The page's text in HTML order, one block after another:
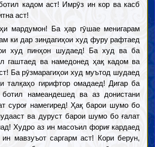
кадом аст! Имрӯз ин кор ва касб
аст!
мардумон! Ба ҳар гӯшае менигарам
ки дар зиндагиҳои худ фуру рафтаед
худ пинҳон шудаед! Ба худ ва ба
гаштаед ва намедонед ҳақ кадом ва
Ба рӯзмарагиҳои худ муътод шудаед
талқаҳо гирифтор омадаед! Дигар ба
ботил намеандешед ва аз донистани
суроғ намегиред! Ҳақ барои шумо бо
ва дуруст барои шумо бо ғалат
Худро аз ин масоъил фориғ кардаед
мавзуъот саргарм аст! Кори берун,